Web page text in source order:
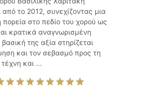
από το 2012, συνεχίζοντας μια
πορεία στο πεδίο του χορού ως
κρατικά αναγνωρισμένη
της αξία στηρίζεται
και τον σεβασμό προς τη
και ...